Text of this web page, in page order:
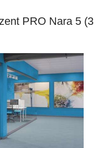
PRO Nara 5 (3